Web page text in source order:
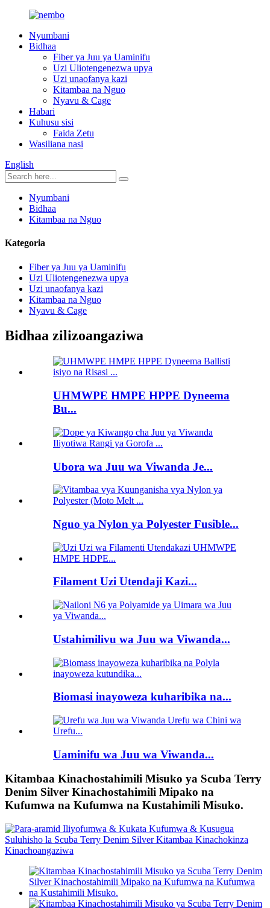
Nyumbani
Bidhaa
Fiber ya Juu ya Uaminifu
Uzi Uliotengenezwa upya
Uzi unaofanya kazi
Kitambaa na Nguo
Nyavu & Cage
Habari
Kuhusu sisi
Faida Zetu
Wasiliana nasi
English
Nyumbani
Bidhaa
Kitambaa na Nguo
Kategoria
Fiber ya Juu ya Uaminifu
Uzi Uliotengenezwa upya
Uzi unaofanya kazi
Kitambaa na Nguo
Nyavu & Cage
Bidhaa zilizoangaziwa
UHMWPE HMPE HPPE Dyneema
Bu...
Ubora wa Juu wa Viwanda Je...
Nguo ya Nylon ya Polyester Fusible...
Filament Uzi Utendaji Kazi...
Ustahimilivu wa Juu wa Viwanda...
Biomasi inayoweza kuharibika na...
Uaminifu wa Juu wa Viwanda...
Kitambaa Kinachostahimili Misuko ya Scuba Terry
Denim Silver Kinachostahimili Mipako na
Kufumwa na Kufumwa na Kustahimili Misuko.